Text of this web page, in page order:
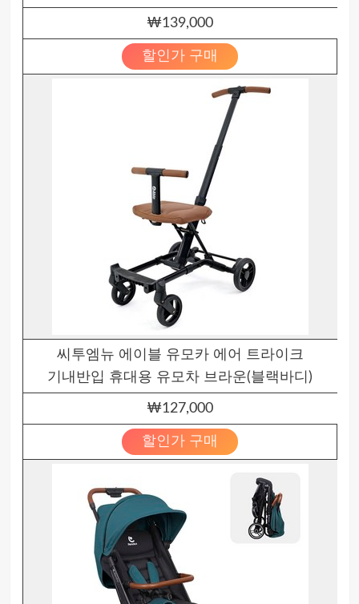
₩139,000
할인가 구매
씨투엠뉴 에이블 유모카 에어 트라이크
기내반입 휴대용 유모차 브라운(블랙바디)
₩127,000
할인가 구매